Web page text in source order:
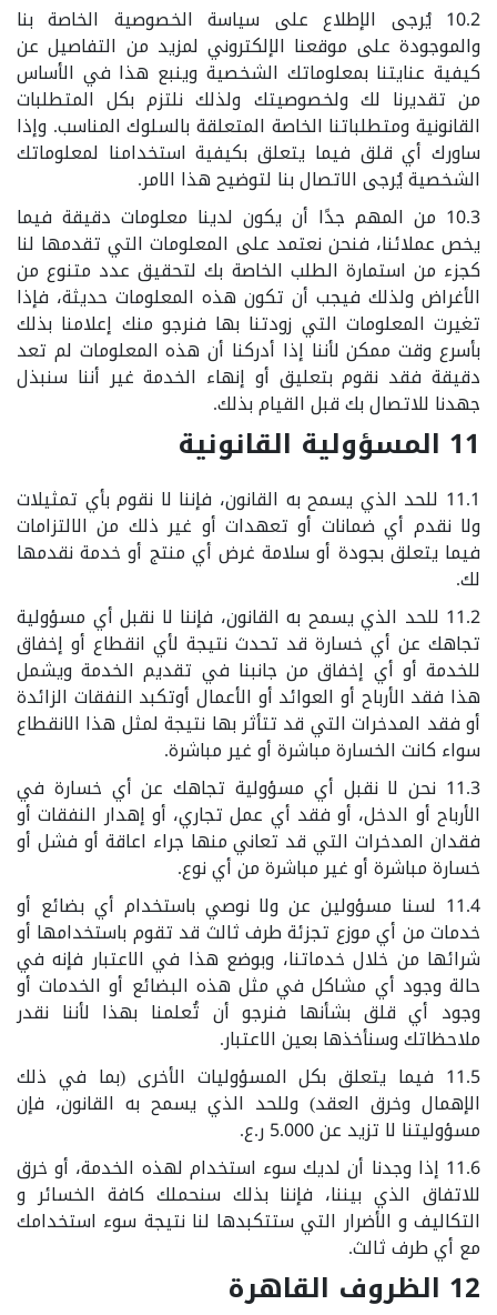
10.2 يُرجى الإطلاع على سياسة الخصوصية الخاصة بنا
والموجودة على موقعنا الإلكتروني لمزيد من التفاصيل عن
كيفية عنايتنا بمعلوماتك الشخصية وينبع هذا في الأساس
من تقديرنا لك ولخصوصيتك ولذلك نلتزم بكل المتطلبات
القانونية ومتطلباتنا الخاصة المتعلقة بالسلوك المناسب. وإذا
ساورك أي قلق فيما يتعلق بكيفية استخدامنا لمعلوماتك
الشخصية يُرجى الاتصال بنا لتوضيح هذا الامر.
10.3 من المهم جدًا أن يكون لدينا معلومات دقيقة فيما
يخص عملائنا، فنحن نعتمد على المعلومات التي تقدمها لنا
كجزء من استمارة الطلب الخاصة بك لتحقيق عدد متنوع من
الأغراض ولذلك فيجب أن تكون هذه المعلومات حديثة، فإذا
تغيرت المعلومات التي زودتنا بها فنرجو منك إعلامنا بذلك
بأسرع وقت ممكن لأننا إذا أدركنا أن هذه المعلومات لم تعد
دقيقة فقد نقوم بتعليق أو إنهاء الخدمة غير أننا سنبذل
جهدنا للاتصال بك قبل القيام بذلك.
11 المسؤولية القانونية
11.1 للحد الذي يسمح به القانون، فإننا لا نقوم بأي تمثيلات
ولا نقدم أي ضمانات أو تعهدات أو غير ذلك من الالتزامات
فيما يتعلق بجودة أو سلامة غرض أي منتج أو خدمة نقدمها
لك.
11.2 للحد الذي يسمح به القانون، فإننا لا نقبل أي مسؤولية
تجاهك عن أي خسارة قد تحدث نتيجة لأي انقطاع أو إخفاق
للخدمة أو أي إخفاق من جانبنا في تقديم الخدمة ويشمل
هذا فقد الأرباح أو العوائد أو الأعمال أوتكبد النفقات الزائدة
أو فقد المدخرات التي قد تتأثر بها نتيجة لمثل هذا الانقطاع
سواء كانت الخسارة مباشرة أو غير مباشرة.
11.3 نحن لا نقبل أي مسؤولية تجاهك عن أي خسارة في
الأرباح أو الدخل، أو فقد أي عمل تجاري، أو إهدار النفقات أو
فقدان المدخرات التي قد تعاني منها جراء اعاقة أو فشل أو
خسارة مباشرة أو غير مباشرة من أي نوع.
11.4 لسنا مسؤولين عن ولا نوصي باستخدام أي بضائع أو
خدمات من أي موزع تجزئة طرف ثالث قد تقوم باستخدامها أو
شرائها من خلال خدماتنا، وبوضع هذا في الاعتبار فإنه في
حالة وجود أي مشاكل في مثل هذه البضائع أو الخدمات أو
وجود أي قلق بشأنها فنرجو أن تُعلمنا بهذا لأننا نقدر
ملاحظاتك وسنأخذها بعين الاعتبار.
11.5 فيما يتعلق بكل المسؤوليات الأخرى (بما في ذلك
الإهمال وخرق العقد) وللحد الذي يسمح به القانون، فإن
مسؤوليتنا لا تزيد عن 5.000 ر.ع.
11.6 إذا وجدنا أن لديك سوء استخدام لهذه الخدمة، أو خرق
للاتفاق الذي بيننا، فإننا بذلك سنحملك كافة الخسائر و
التكاليف و الأضرار التي ستتكبدها لنا نتيجة سوء استخدامك
مع أي طرف ثالث.
12 الظروف القاهرة